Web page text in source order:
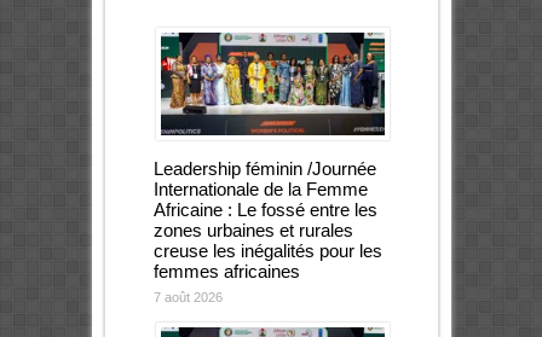
Leadership féminin /Journée
Internationale de la Femme
Africaine : Le fossé entre les
zones urbaines et rurales
creuse les inégalités pour les
femmes africaines
7 août 2026